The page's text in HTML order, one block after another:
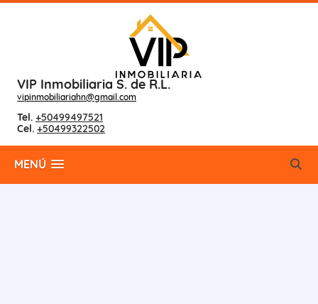
VIP Inmobiliaria S. de R.L.
vipinmobiliariahn@gmail.com
Tel. +50499497521
Cel. +50499322502
MENÚ